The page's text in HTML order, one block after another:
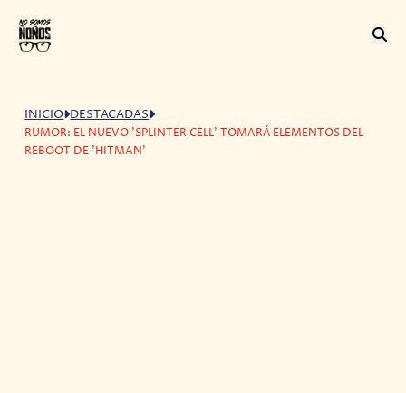
INICIO DESTACADAS
RUMOR: EL NUEVO 'SPLINTER CELL' TOMARÁ ELEMENTOS DEL
REBOOT DE 'HITMAN'